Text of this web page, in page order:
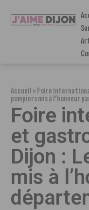
Accueil»Foire
pompiers mis à l’honneur
Foire
et
Dijon :
mis à